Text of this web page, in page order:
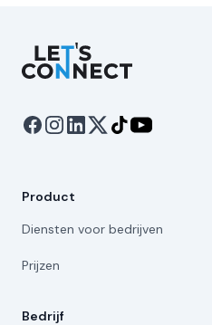
Let's Connect
Product
Diensten voor bedrijven
Prijzen
Bedrijf